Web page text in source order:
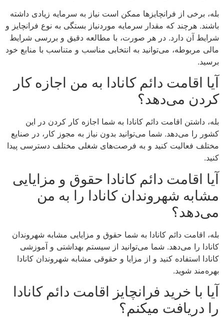
بله، برخی از فرانچایزها ممکن است نیاز به سرمایه زیادی داشته
باشند. هرچند که مقدار سرمایه موردنیاز بستگی به نوع فرانچایز و
شرایط آن دارد. در هر صورت، با مطالعه دقیق و بررسی شرایط
مالی مربوطه، می‌توانید به انتخابی مناسب و متناسب با منابع خود
برسید.
آیا اقامت دائم کانادا به من اجازه کار
کردن می‌دهد؟
بله، داشتن اقامت دائم کانادا به شما اجازه کار کردن در این
کشور را می‌دهد. شما می‌توانید بدون نیاز به مجوز کار، در صنایع
مختلف فعالیت کنید و به فرصت‌های شغلی مختلف دسترسی پیدا
کنید.
آیا اقامت دائم کانادا حقوق و مزایایی
مشابه شهروندان کانادا را به من
می‌دهد؟
بله، اقامت دائم کانادا به شما حقوق و مزایایی مشابه شهروندان
کانادا را می‌دهد. شما می‌توانید از سیستم بهداشتی و آموزشی
کانادا استفاده کنید و از مزایا و حقوقی مشابه شهروندان کانادا
بهره‌مند شوید.
آیا با خرید فرانچایز اقامت دائم کانادا
را دریافت میکنم؟